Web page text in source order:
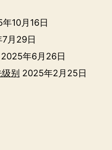
10月16日
月29日
2025年6月26日
别 2025年2月25日